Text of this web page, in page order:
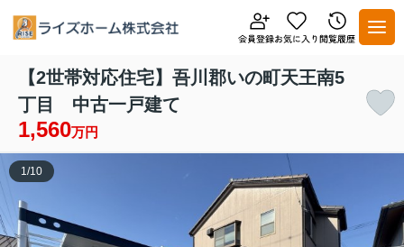
【2世帯対応住宅】吾川郡いの町天王南5
丁目 中古一戸建て
1,560万円
1/10